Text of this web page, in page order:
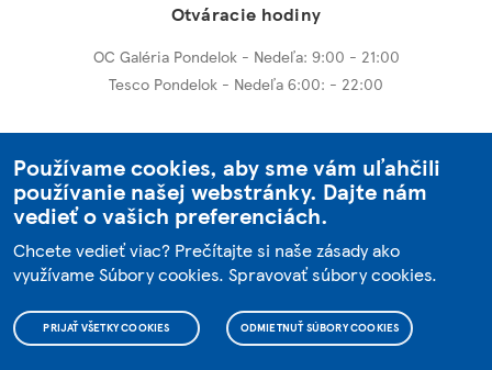
Otváracie hodiny
OC Galéria Pondelok - Nedeľa: 9:00 - 21:00
Tesco Pondelok - Nedeľa 6:00: - 22:00
OC Galéria Trnava
OC Galéria Dunajská Streda
Používame cookies, aby sme vám uľahčili
používanie našej webstránky. Dajte nám
vedieť o vašich preferenciách.
Chcete vedieť viac? Prečítajte si naše zásady ako
využívame Súbory cookies. Spravovať súbory cookies.
PRIJAŤ VŠETKY COOKIES ODMIETNUŤ SÚBORY COOKIES